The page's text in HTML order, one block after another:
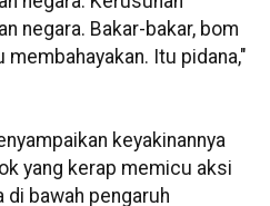
negara. Bakar-bakar, bom
Itu pidana,"
keyakinannya
yang kerap memicu aksi
bawah pengaruh